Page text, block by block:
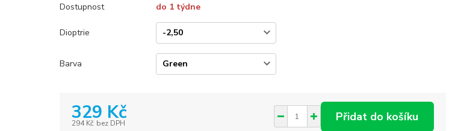
Dostupnost do 1 týdne
Dioptrie
Barva
329 Kč
294 Kč bez DPH Přidat do košíku